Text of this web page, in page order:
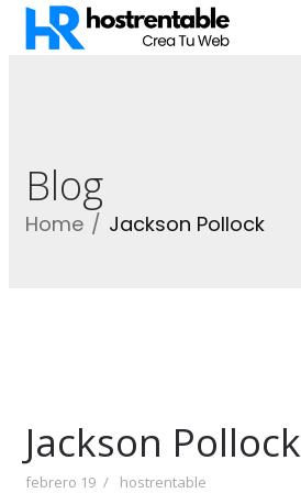
Blog
Home Jackson Pollock
Jackson Pollock
febrero 19 hostrentable